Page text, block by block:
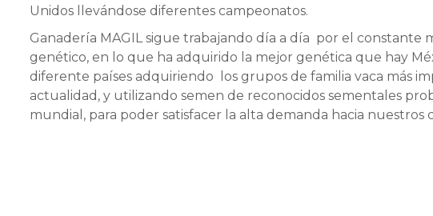
Unidos llevándose diferentes campeonatos.
Ganadería MAGIL sigue trabajando día a día por el constante
genético, en lo que ha adquirido la mejor genética que hay
diferente países adquiriendo los grupos de familia vaca más
actualidad, y utilizando semen de reconocidos sementales
mundial, para poder satisfacer la alta demanda hacia nuestros